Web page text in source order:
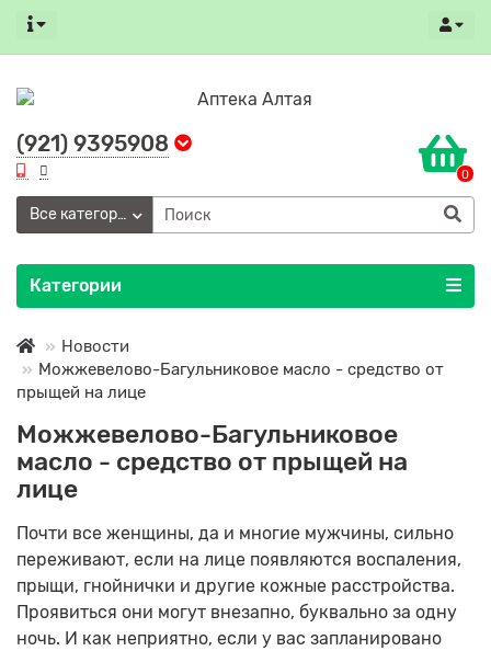
(921) 9395908
0
Все категории
Категории
Новости
Можжевелово-Багульниковое масло - средство от
прыщей на лице
Можжевелово-Багульниковое
масло - средство от прыщей на
лице
Почти все женщины, да и многие мужчины, сильно
переживают, если на лице появляются воспаления,
прыщи, гнойнички и другие кожные расстройства.
Проявиться они могут внезапно, буквально за одну
ночь. И как неприятно, если у вас запланировано